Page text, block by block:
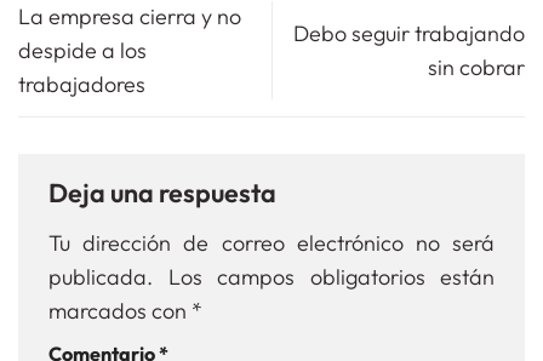
La empresa cierra y no
despide a los
trabajadores
Debo seguir trabajando
sin cobrar
Deja una respuesta
Tu dirección de correo electrónico no será
publicada.
Los campos obligatorios están
marcados con *
Comentario*